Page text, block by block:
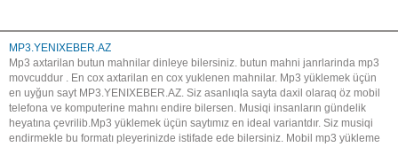
MP3.YENIXEBER.AZ
Mp3 axtarilan butun mahnilar dinleye bilersiniz. butun mahni janrlarinda mp3
movcuddur . En cox axtarilan en cox yuklenen mahnilar. Mp3 yüklemek üçün
en uyğun sayt MP3.YENIXEBER.AZ. Siz asanlıqla sayta daxil olaraq öz mobil
telefona ve komputerine mahnı endire bilersen. Musiqi insanların gündelik
heyatına çevrilib.Mp3 yüklemek üçün saytımız en ideal variantdır. Siz musiqi
endirmekle bu formatı pleyerinizde istifade ede bilersiniz. Mobil mp3 yükleme